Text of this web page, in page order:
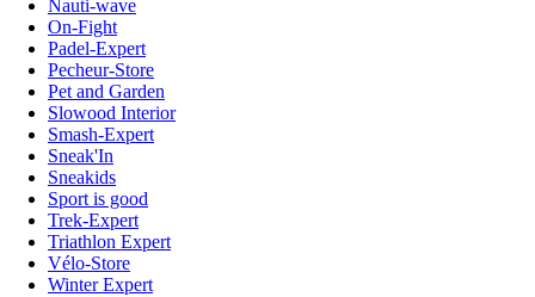
Nauti-wave
On-Fight
Padel-Expert
Pecheur-Store
Pet and Garden
Slowood Interior
Smash-Expert
Sneak'In
Sneakids
Sport is good
Trek-Expert
Triathlon Expert
Vélo-Store
Winter Expert